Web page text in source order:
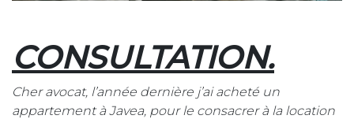
CONSULTATION.
Cher avocat, l’année dernière j’ai acheté un
appartement à Javea, pour le consacrer à la location